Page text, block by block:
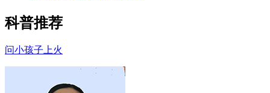
科普推荐
问小孩子上火